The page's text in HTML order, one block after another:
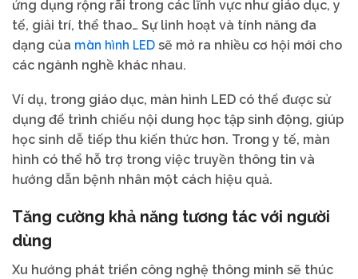
ứng dụng rộng rãi trong các lĩnh vực như giáo dục, y
tế, giải trí, thể thao… Sự linh hoạt và tính năng đa
dạng của màn hình LED sẽ mở ra nhiều cơ hội mới cho
các ngành nghề khác nhau.
Ví dụ, trong giáo dục, màn hình LED có thể được sử
dụng để trình chiếu nội dung học tập sinh động, giúp
học sinh dễ tiếp thu kiến thức hơn. Trong y tế, màn
hình có thể hỗ trợ trong việc truyền thông tin và
hướng dẫn bệnh nhân một cách hiệu quả.
Tăng cường khả năng tương tác với người
dùng
Xu hướng phát triển công nghệ thông minh sẽ thúc